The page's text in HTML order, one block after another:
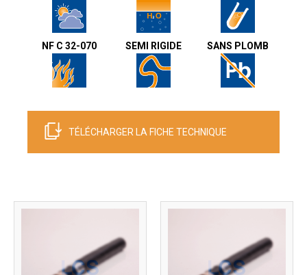
NF C 32-070 SEMI RIGIDE SANS PLOMB
TÉLÉCHARGER LA FICHE TECHNIQUE